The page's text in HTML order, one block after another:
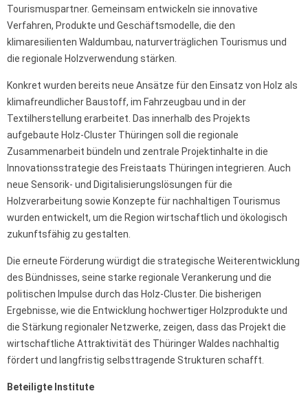
Tourismuspartner. Gemeinsam entwickeln sie innovative
Verfahren, Produkte und Geschäftsmodelle, die den
klimaresilienten Waldumbau, naturverträglichen Tourismus und
die regionale Holzverwendung stärken.
Konkret wurden bereits neue Ansätze für den Einsatz von Holz als
klimafreundlicher Baustoff, im Fahrzeugbau und in der
Textilherstellung erarbeitet. Das innerhalb des Projekts
aufgebaute Holz-Cluster Thüringen soll die regionale
Zusammenarbeit bündeln und zentrale Projektinhalte in die
Innovationsstrategie des Freistaats Thüringen integrieren. Auch
neue Sensorik- und Digitalisierungslösungen für die
Holzverarbeitung sowie Konzepte für nachhaltigen Tourismus
wurden entwickelt, um die Region wirtschaftlich und ökologisch
zukunftsfähig zu gestalten.
Die erneute Förderung würdigt die strategische Weiterentwicklung
des Bündnisses, seine starke regionale Verankerung und die
politischen Impulse durch das Holz-Cluster. Die bisherigen
Ergebnisse, wie die Entwicklung hochwertiger Holzprodukte und
die Stärkung regionaler Netzwerke, zeigen, dass das Projekt die
wirtschaftliche Attraktivität des Thüringer Waldes nachhaltig
fördert und langfristig selbsttragende Strukturen schafft.
Beteiligte Institute